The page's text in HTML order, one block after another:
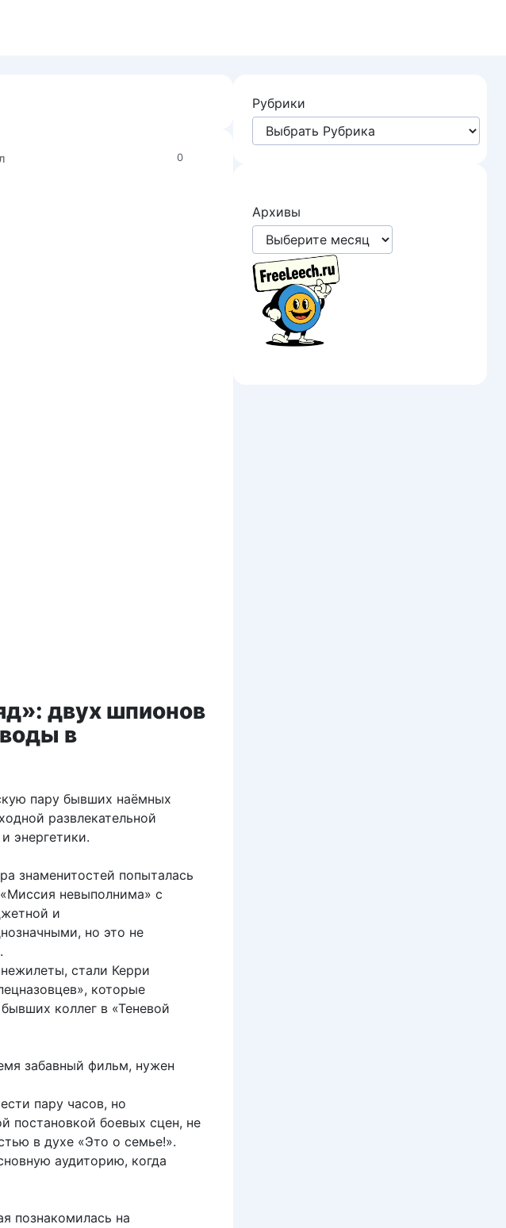
0
двух шпионов
в
пару бывших наёмных
развлекательной
энергетики.
знаменитостей попыталась
невыполнима» с
и
но это не
стали Керри
которые
коллег в «Теневой
забавный фильм, нужен
пару часов, но
постановкой боевых сцен, не
в духе «Это о семье!».
аудиторию, когда
познакомилась на
Рубрики
Архивы